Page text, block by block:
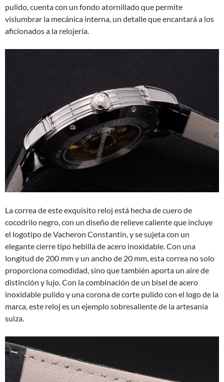
pulido, cuenta con un fondo atornillado que permite
vislumbrar la mecánica interna, un detalle que encantará a los
aficionados a la relojería.
La correa de este exquisito reloj está hecha de cuero de
cocodrilo negro, con un diseño de relieve caliente que incluye
el logotipo de Vacheron Constantin, y se sujeta con un
elegante cierre tipo hebilla de acero inoxidable. Con una
longitud de 200 mm y un ancho de 20 mm, esta correa no solo
proporciona comodidad, sino que también aporta un aire de
distinción y lujo. Con la combinación de un bisel de acero
inoxidable pulido y una corona de corte pulido con el logo de la
marca, este reloj es un ejemplo sobresaliente de la artesanía
suiza.